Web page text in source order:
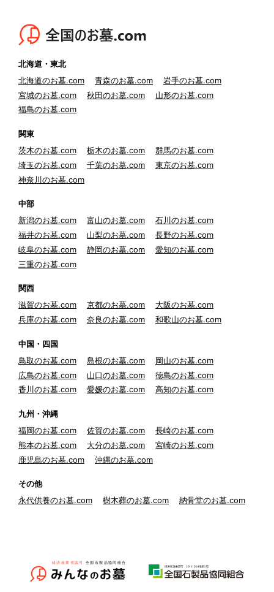
北海道・東北
北海道のお墓.com
青森のお墓.com
岩手のお墓.com
宮城のお墓.com
秋田のお墓.com
山形のお墓.com
福島のお墓.com
関東
茨木のお墓.com
栃木のお墓.com
群馬のお墓.com
埼玉のお墓.com
千葉のお墓.com
東京のお墓.com
神奈川のお墓.com
中部
新潟のお墓.com
富山のお墓.com
石川のお墓.com
福井のお墓.com
山梨のお墓.com
長野のお墓.com
岐阜のお墓.com
静岡のお墓.com
愛知のお墓.com
三重のお墓.com
関西
滋賀のお墓.com
京都のお墓.com
大阪のお墓.com
兵庫のお墓.com
奈良のお墓.com 和歌山のお墓.com
中国・四国
鳥取のお墓.com
島根のお墓.com
岡山のお墓.com
広島のお墓.com
山口のお墓.com
徳島のお墓.com
香川のお墓.com
愛媛のお墓.com 高知のお墓.com
九州・沖縄
福岡のお墓.com
佐賀のお墓.com
長崎のお墓.com
熊本のお墓.com
大分のお墓.com
宮崎のお墓.com
鹿児島のお墓.com
沖縄のお墓.com
その他
永代供養のお墓.com
樹木葬のお墓.com 納骨堂のお墓.com